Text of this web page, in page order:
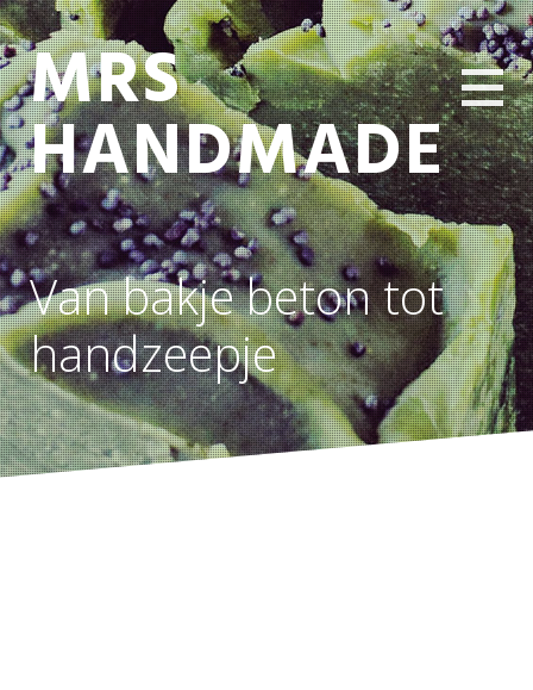
MRS
HANDMADE
Van bakje beton tot
handzeepje